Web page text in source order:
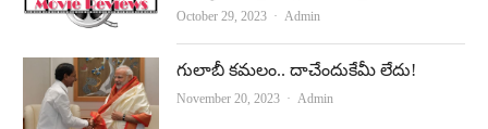
October 29, 2023 Author
Admin
గులాబీ కమలం.. దాచేందుకేమీ లేదు!
November 20, 2023 Author
Admin